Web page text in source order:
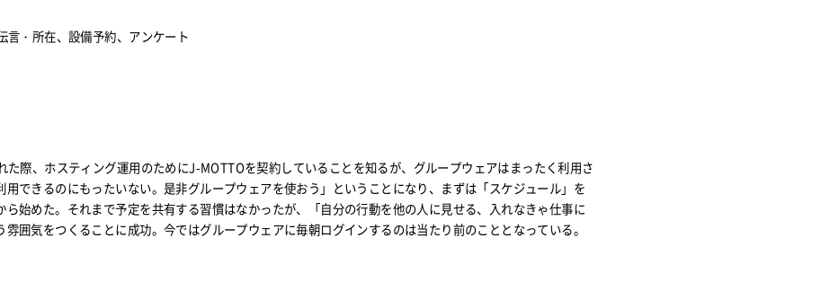
言・所在、設備予約、アンケート
た際、ホスティング運用のためにJ-MOTTOを契約していることを知るが、グループウェアはまったく利用さ
用できるのにもったいない。是非グループウェアを使おう」ということになり、まずは「スケジュール」を
始めた。それまで予定を共有する習慣はなかったが、「自分の行動を他の人に見せる、入れなきゃ仕事に
囲気をつくることに成功。今ではグループウェアに毎朝ログインするのは当たり前のこととなっている。